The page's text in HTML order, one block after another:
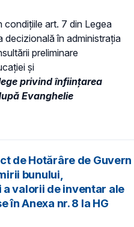
condiţiile art. 7 din Legea
în administraţia
preliminare
și
privind înfiinţarea
Evanghelie
de Hotărâre de Guvern
bunului,
valorii de inventar ale
în Anexa nr. 8 la HG